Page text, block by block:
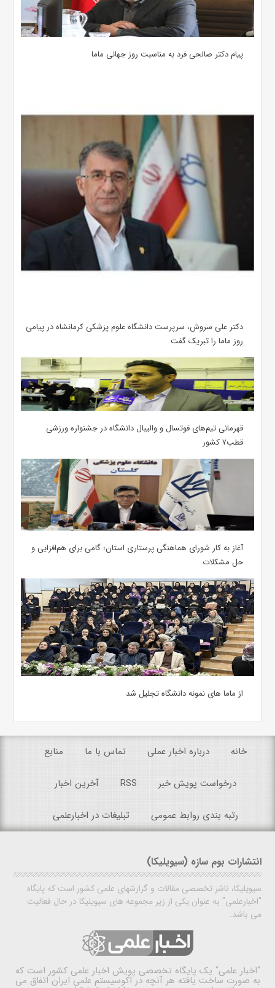
پیام دکتر صالحی فرد به مناسبت روز جهانی ماما
دکتر علی سروش، سرپرست دانشگاه علوم پزشکی کرمانشاه در پیامی
روز ماما را تبریک گفت
قهرمانی تیم‌های فوتسال و والیبال دانشگاه در جشنواره ورزشی
قطب۷ کشور
آغاز به کار شورای هماهنگی پرستاری استان؛ گامی برای هم‌افزایی و
حل مشکلات
از ماما های نمونه دانشگاه تجلیل شد
خانه درباره اخبار عملی تماس با ما منابع
درخواست پویش خبر RSS آخرین اخبار
رتبه بندی روابط عمومی تبلیغات در اخبارعلمی
انتشارات بوم سازه (سیویلیکا)
سیویلیکا، ناشر تخصصی مقالات و گزارشهای علمی کشور است که پایگاه
"اخبارعلمی" به عنوان یکی از زیر مجموعه های سیویلیکا در حال فعالیت
می باشد.
"اخبار علمی" یک پایگاه تخصصی پویش اخبار علمی کشور است که
به صورت ساخت یافته هر آنچه در اکوسیستم علمی ایران اتفاق می